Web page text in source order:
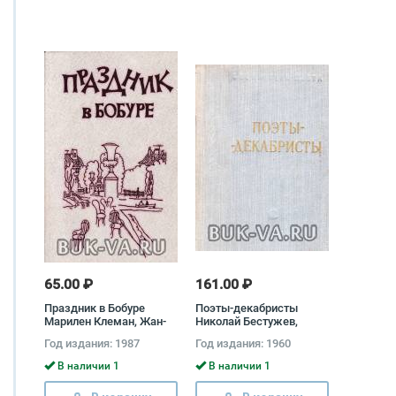
Император Майкл
Джеймс Твайнинг,
Джинн Рей
65.00 ₽
Праздник в Бобуре
Марилен Клеман, Жан-
Андри, Анни Эрно
Год издания: 1987
В наличии 1
161.00 ₽
Поэты-декабристы
Николай Бестужев,
Гавриил Батеньков
Год издания: 1960
В наличии 1